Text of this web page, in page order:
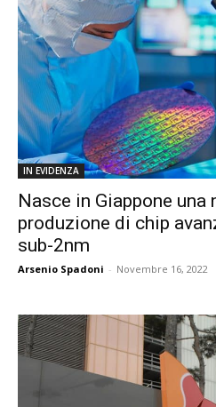
IN EVIDENZA
Nasce in Giappone una
produzione di chip
sub-2nm
Arsenio Spadoni - Novembre 16, 2022